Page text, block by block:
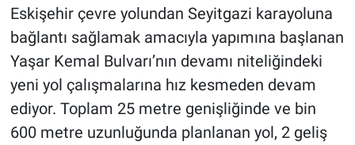
Eskişehir çevre yolundan Seyitgazi karayoluna
bağlantı sağlamak amacıyla yapımına başlanan
Yaşar Kemal Bulvarı’nın devamı niteliğindeki
yeni yol çalışmalarına hız kesmeden devam
ediyor. Toplam 25 metre genişliğinde ve bin
600 metre uzunluğunda planlanan yol, 2 geliş